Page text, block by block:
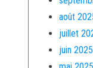
août
juillet
juin 2025